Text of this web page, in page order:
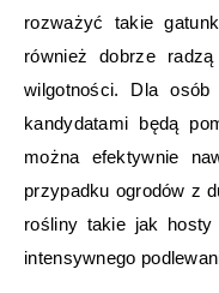
rozważyć takie
również dobrze
wilgotności. Dla osób
kandydatami będą
można efektywnie
przypadku ogrodów z
rośliny takie jak
intensywnego